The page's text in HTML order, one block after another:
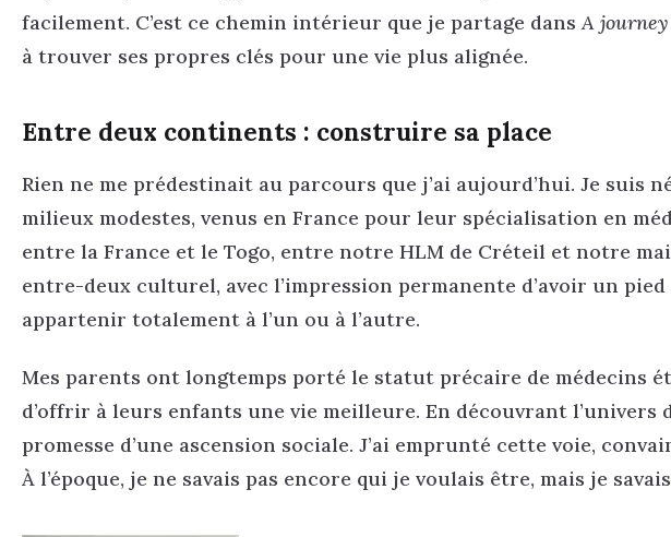
facilement. C’est ce chemin intérieur que je partage dansA
à trouver ses propres clés pour une vie plus alignée.
Entre deux continents : construire sa place
Rien ne me prédestinait au parcours que j’ai aujourd’hui. Je suis
milieux modestes, venus en France pour leur spécialisation en
entre la France et le Togo, entre notre HLM de Créteil et notre
entre-deux culturel, avec l’impression permanente d’avoir un
appartenir totalement à l’un ou à l’autre.
Mes parents ont longtemps porté le statut précaire de médecins
d’offrir à leurs enfants une vie meilleure. En découvrant l’univers
promesse d’une ascension sociale. J’ai emprunté cette voie,
À l’époque, je ne savais pas encore qui je voulais être, mais je